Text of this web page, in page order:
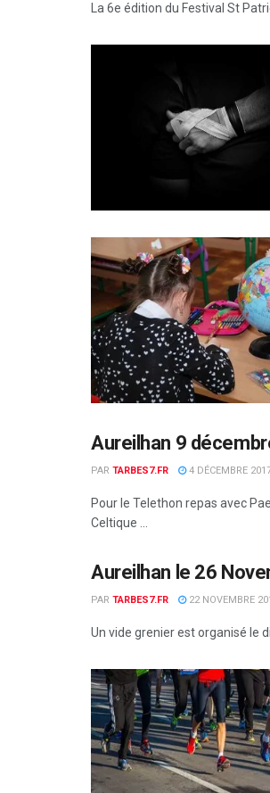
La 6e édition du Festival St
Aureilhan 9
PAR TARBES7.FR 4 DÉCEMBRE
Pour le Telethon repas avec
Celtique ...
Aureilhan le 26
PAR TARBES7.FR 22 NOVEMBRE
Un vide grenier est organisé le